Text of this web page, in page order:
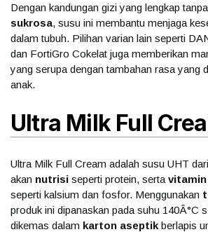
Dengan kandungan gizi yang lengkap
sukrosa, susu ini membantu menjaga
dalam tubuh. Pilihan varian lain seperti
dan FortiGro Cokelat juga memberikan
yang serupa dengan tambahan rasa yang
anak.
Ultra Milk Full
Ultra Milk Full Cream adalah susu UHT
akan nutrisi seperti protein, serta vitamin
seperti kalsium dan fosfor. Menggunakan
produk ini dipanaskan pada suhu 140Â°C
dikemas dalam karton aseptik berlapis